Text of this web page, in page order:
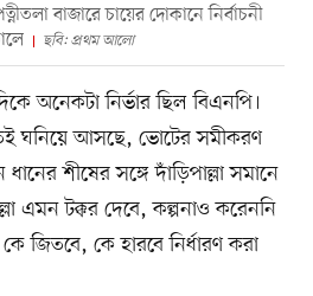
বাজারে চায়ের দোকানে নির্বাচনী
ছবি: প্রথম আলো
অনেকটা নির্ভার ছিল বিএনপি।
ঘনিয়ে আসছে, ভোটের সমীকরণ
শীষের সঙ্গে দাঁড়িপাল্লা সমানে
এমন টক্কর দেবে, কল্পনাও করেননি
জিতবে, কে হারবে নির্ধারণ করা